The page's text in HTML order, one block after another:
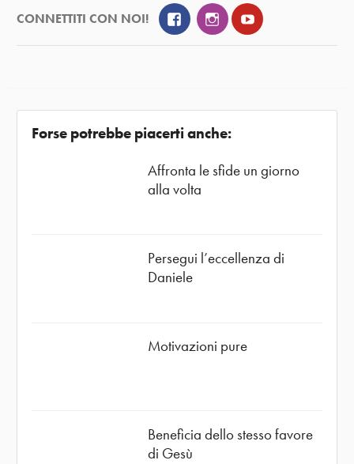
CONNETTITI CON NOI! FacebookInstagramYouTube
Forse potrebbe piacerti anche:
Affronta le sfide un giorno
alla volta
Persegui l’eccellenza di
Daniele
Motivazioni pure
Beneficia dello stesso favore
di Gesù